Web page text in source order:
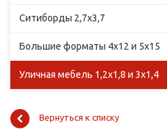
Ситиборды 2,7х3,7
Большие форматы 4х12 и 5х15
Уличная мебель 1,2х1,8 и 3х1,4
Вернуться к списку